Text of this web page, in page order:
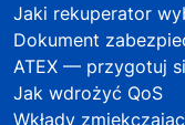
Jaki rekuperator
Dokument
ATEX — przygotuj
Jak wdrożyć QoS
Wkłady